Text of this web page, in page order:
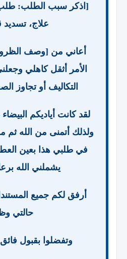
[اذكر سبب الطلب:
علاج،
أعاني من [وصف
الأمر أثقل كاهلي
التكاليف أو تجاوز
لقد كانت أياديكم
ولذلك أتمنى من الله ثم
في طلبي هذا بعين
يشملني الله
أرفق لكم جميع
حالتي
وتفضلوا بقبول فائق